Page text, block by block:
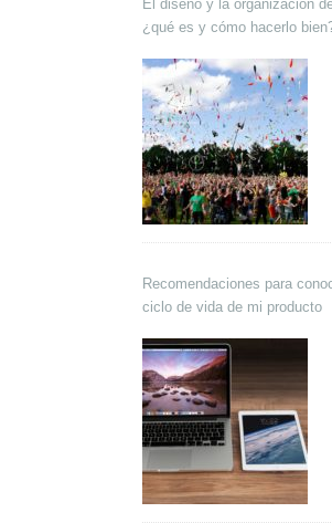
El diseño y la organización
¿qué es y cómo hacerlo
Recomendaciones para
ciclo de vida de mi producto